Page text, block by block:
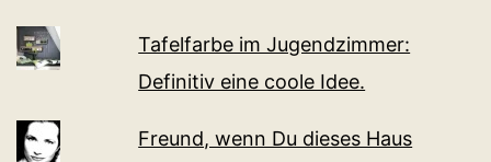
Tafelfarbe im Jugendzimmer:
Definitiv eine coole Idee.
Freund, wenn Du dieses Haus